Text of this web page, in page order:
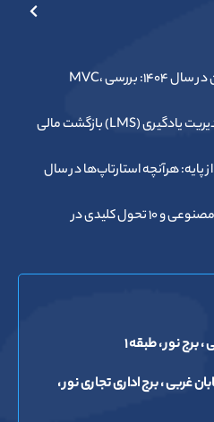
بهترین معماری طراحی اپلیکیشن در سال ۱۴۰۴: بررسی MVC،
چرا سرمایه‌گذاری روی سیستم مدیریت یادگیری (LMS) بازگشت مالی
پایه: هرآنچه استارتاپ‌ها در سال
ارزیابی عملکرد کارکنان با هوش مصنوعی و ۱۰ تحول کلیدی در
برج نور ، طبقه ۱
غربی ، برج اداری تجاری نور ،